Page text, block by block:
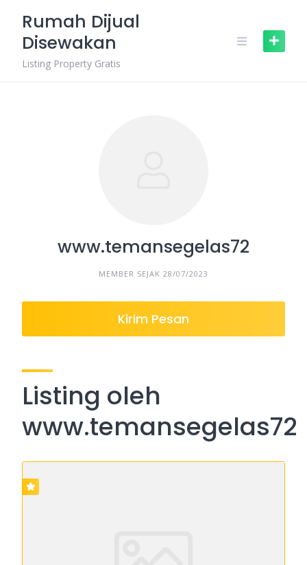
content
Rumah Dijual
Disewakan
Listing Property Gratis
www.temansegelas72
MEMBER SEJAK 28/07/2023
Kirim Pesan
Listing oleh
www.temansegelas72